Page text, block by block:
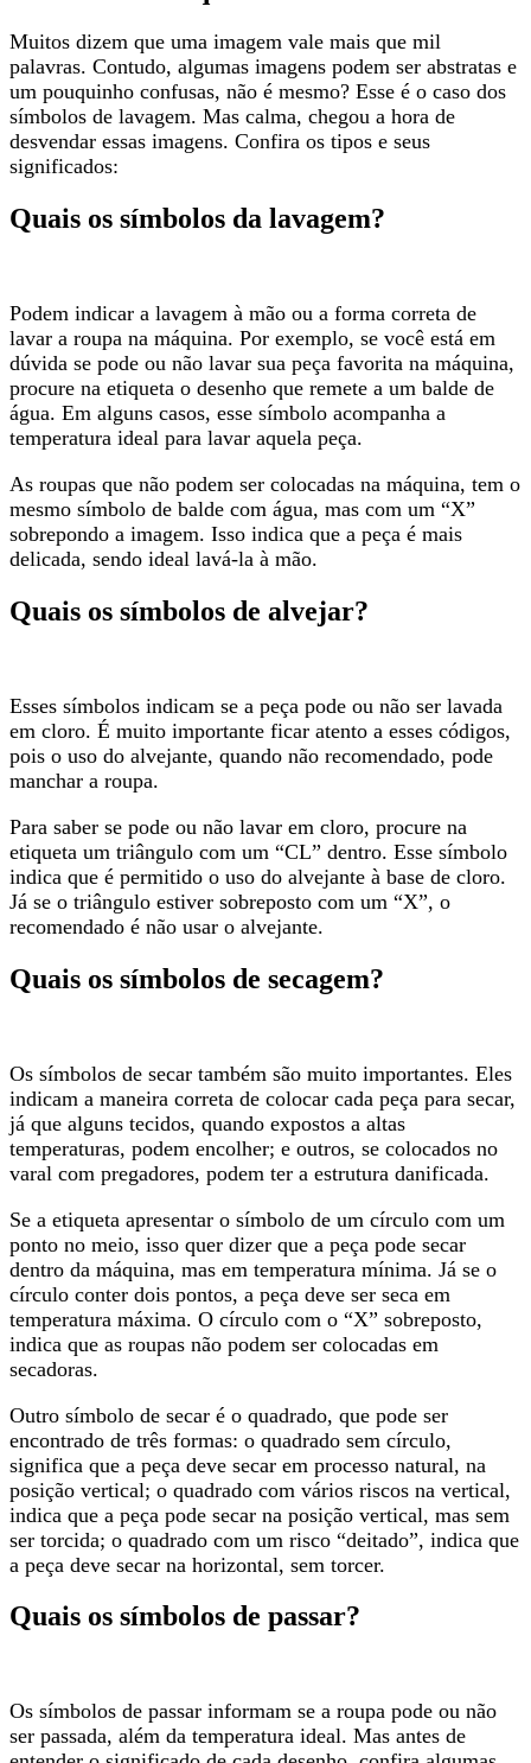
Muitos dizem que uma imagem vale mais que mil
palavras. Contudo, algumas imagens podem ser abstratas e
um pouquinho confusas, não é mesmo? Esse é o caso dos
símbolos de lavagem. Mas calma, chegou a hora de
desvendar essas imagens. Confira os tipos e seus
significados:
Quais os símbolos da lavagem?
Podem indicar a lavagem à mão ou a forma correta de
lavar a roupa na máquina. Por exemplo, se você está em
dúvida se pode ou não lavar sua peça favorita na máquina,
procure na etiqueta o desenho que remete a um balde de
água. Em alguns casos, esse símbolo acompanha a
temperatura ideal para lavar aquela peça.
As roupas que não podem ser colocadas na máquina, tem o
mesmo símbolo de balde com água, mas com um “X”
sobrepondo a imagem. Isso indica que a peça é mais
delicada, sendo ideal lavá-la à mão.
Quais os símbolos de alvejar?
Esses símbolos indicam se a peça pode ou não ser lavada
em cloro. É muito importante ficar atento a esses códigos,
pois o uso do alvejante, quando não recomendado, pode
manchar a roupa.
Para saber se pode ou não lavar em cloro, procure na
etiqueta um triângulo com um “CL” dentro. Esse símbolo
indica que é permitido o uso do alvejante à base de cloro.
Já se o triângulo estiver sobreposto com um “X”, o
recomendado é não usar o alvejante.
Quais os símbolos de secagem?
Os símbolos de secar também são muito importantes. Eles
indicam a maneira correta de colocar cada peça para secar,
já que alguns tecidos, quando expostos a altas
temperaturas, podem encolher; e outros, se colocados no
varal com pregadores, podem ter a estrutura danificada.
Se a etiqueta apresentar o símbolo de um círculo com um
ponto no meio, isso quer dizer que a peça pode secar
dentro da máquina, mas em temperatura mínima. Já se o
círculo conter dois pontos, a peça deve ser seca em
temperatura máxima. O círculo com o “X” sobreposto,
indica que as roupas não podem ser colocadas em
secadoras.
Outro símbolo de secar é o quadrado, que pode ser
encontrado de três formas: o quadrado sem círculo,
significa que a peça deve secar em processo natural, na
posição vertical; o quadrado com vários riscos na vertical,
indica que a peça pode secar na posição vertical, mas sem
ser torcida; o quadrado com um risco “deitado”, indica que
a peça deve secar na horizontal, sem torcer.
Quais os símbolos de passar?
Os símbolos de passar informam se a roupa pode ou não
ser passada, além da temperatura ideal. Mas antes de